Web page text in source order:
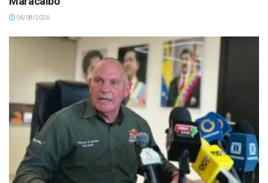
06/08/2026